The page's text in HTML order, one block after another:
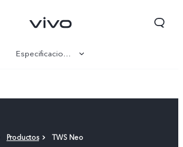
Especificaciones
Productos TWS Neo